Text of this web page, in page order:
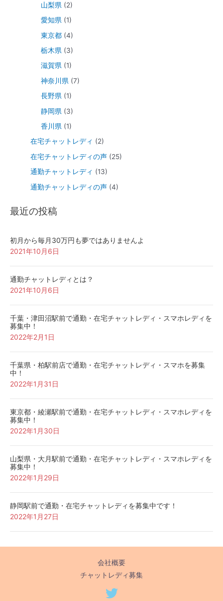
山梨県 (2)
愛知県 (1)
東京都(4)
栃木県 (3)
滋賀県(1)
神奈川県 (7)
長野県 (1)
静岡県 (3)
香川県 (1)
在宅チャットレディ (2)
在宅チャットレディの声 (25)
通勤チャットレディ (13)
通勤チャットレディの声 (4)
最近の投稿
初月から毎月30万円も夢ではありませんよ
2021年10月6日
通勤チャットレディとは？
2021年10月6日
千葉・津田沼駅前で通勤・在宅チャットレディ・スマホレディを
募集中！
2022年2月1日
千葉県・柏駅前店で通勤・在宅チャットレディ・スマホを募集
中！
2022年1月31日
東京都・綾瀬駅前で通勤・在宅チャットレディ・スマホレディを
募集中！
2022年1月30日
山梨県・大月駅前で通勤・在宅チャットレディ・スマホレディを
募集中！
2022年1月29日
静岡駅前で通勤・在宅チャットレディを募集中です！
2022年1月27日
会社概要
チャットレディ募集